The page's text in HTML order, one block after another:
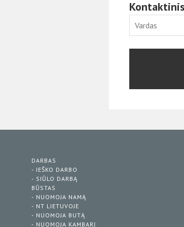
DARBAS
- IEŠKO DARBO
- SIŪLO DARBĄ
BŪSTAS
- NUOMOJA NAMĄ
- NT LIETUVOJE
- NUOMOJA BUTĄ
- NUOMOJA KAMBARĮ